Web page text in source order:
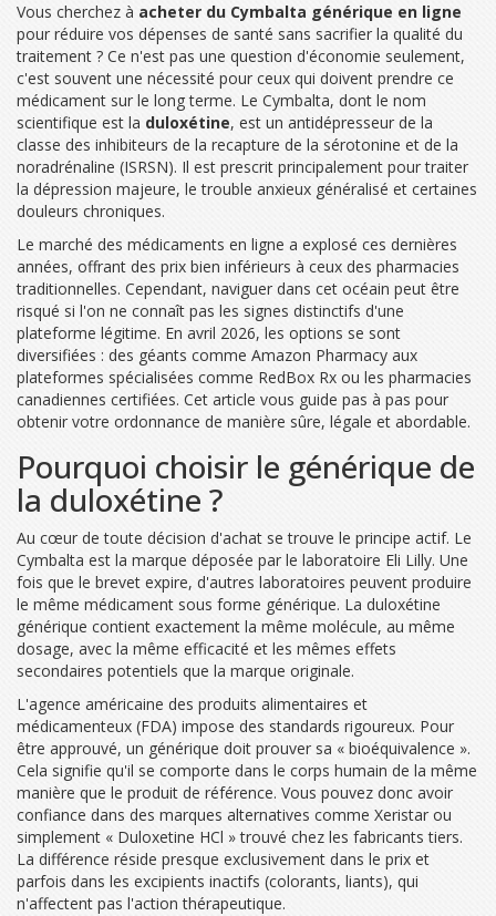
Vous cherchez à acheter du Cymbalta générique en ligne
pour réduire vos dépenses de santé sans sacrifier la qualité du
traitement ? Ce n'est pas une question d'économie seulement,
c'est souvent une nécessité pour ceux qui doivent prendre ce
médicament sur le long terme. Le Cymbalta, dont le nom
scientifique est la duloxétine, est un antidépresseur de la
classe des inhibiteurs de la recapture de la sérotonine et de la
noradrénaline (ISRSN). Il est prescrit principalement pour traiter
la dépression majeure, le trouble anxieux généralisé et certaines
douleurs chroniques.
Le marché des médicaments en ligne a explosé ces dernières
années, offrant des prix bien inférieurs à ceux des pharmacies
traditionnelles. Cependant, naviguer dans cet océain peut être
risqué si l'on ne connaît pas les signes distinctifs d'une
plateforme légitime. En avril 2026, les options se sont
diversifiées : des géants comme Amazon Pharmacy aux
plateformes spécialisées comme RedBox Rx ou les pharmacies
canadiennes certifiées. Cet article vous guide pas à pas pour
obtenir votre ordonnance de manière sûre, légale et abordable.
Pourquoi choisir le générique de
la duloxétine ?
Au cœur de toute décision d'achat se trouve le principe actif. Le
Cymbalta est la marque déposée par le laboratoire Eli Lilly. Une
fois que le brevet expire, d'autres laboratoires peuvent produire
le même médicament sous forme générique. La duloxétine
générique contient exactement la même molécule, au même
dosage, avec la même efficacité et les mêmes effets
secondaires potentiels que la marque originale.
L'agence américaine des produits alimentaires et
médicamenteux (FDA) impose des standards rigoureux. Pour
être approuvé, un générique doit prouver sa « bioéquivalence ».
Cela signifie qu'il se comporte dans le corps humain de la même
manière que le produit de référence. Vous pouvez donc avoir
confiance dans des marques alternatives comme Xeristar ou
simplement « Duloxetine HCl » trouvé chez les fabricants tiers.
La différence réside presque exclusivement dans le prix et
parfois dans les excipients inactifs (colorants, liants), qui
n'affectent pas l'action thérapeutique.